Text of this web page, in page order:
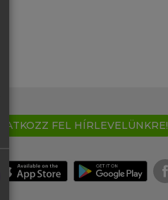
IRATKOZZ FEL HÍRLEVELÜNKRE!